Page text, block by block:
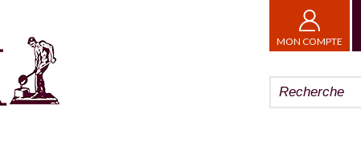
MON COMPTE